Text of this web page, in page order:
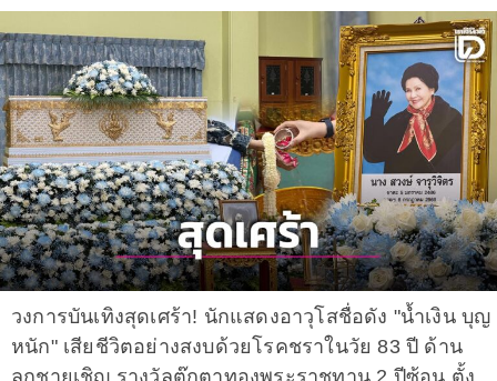
วงการบันเทิงสุดเศร้า! นักแสดงอาวุโสชื่อดัง "น้ำเงิน บุญ
หนัก" เสียชีวิตอย่างสงบด้วยโรคชราในวัย 83 ปี ด้าน